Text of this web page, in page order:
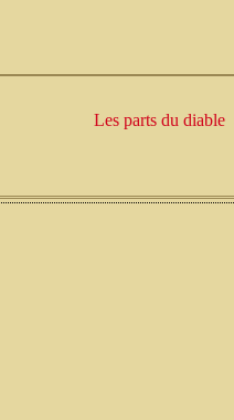
Les parts du diable